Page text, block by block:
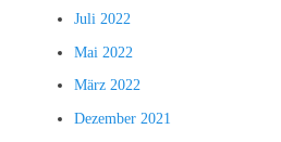
Juli 2022
Mai 2022
März 2022
Dezember 2021